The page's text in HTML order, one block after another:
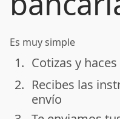
Es muy simple
done
1. Cotizas y
done
2. Recibes las
envío